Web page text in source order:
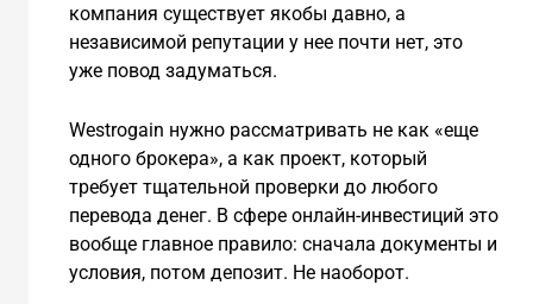
компания существует якобы давно, а
независимой репутации у нее почти нет, это
уже повод задуматься.
Westrogain нужно рассматривать не как «еще
одного брокера», а как проект, который
требует тщательной проверки до любого
перевода денег. В сфере онлайн-инвестиций это
вообще главное правило: сначала документы и
условия, потом депозит. Не наоборот.